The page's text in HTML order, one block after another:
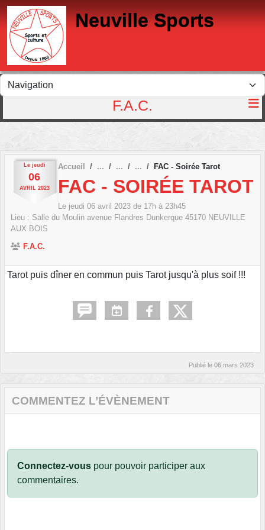
Neuville Sports
F.A.C.
Le jeudi
06
AVRIL 2023
Accueil FAC - Soirée Tarot
FAC - SOIRÉE TAROT
Le jeudi 06 avril 2023 de 17h à 23h45
Lieu : Salle du Moulin avenue Flandres Dunkerque 45170 NEUVILLE
AUX BOIS
F.A.C.
Tarot puis dîner en commun puis Tarot jusqu'à plus soif !!!
Publié le 06 mars 2023
COMMENTEZ L’ÉVÈNEMENT
Connectez-vous pour pouvoir participer aux
commentaires.
Panneau de gestion des cookies